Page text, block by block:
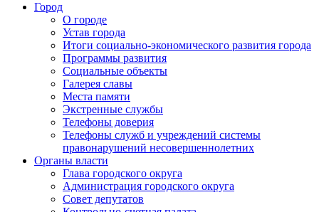
Город
О городе
Устав города
Итоги социально-экономического развития города
Программы развития
Социальные объекты
Галерея славы
Места памяти
Экстренные службы
Телефоны доверия
Телефоны служб и учреждений системы
правонарушений несовершеннолетних
Органы власти
Глава городского округа
Администрация городcкого округа
Совет депутатов